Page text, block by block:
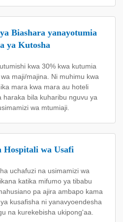
Biashara yanayotumia
ya Kutosha
kwa 30% kwa kutumia
maji/majina. Ni muhimu kwa
mara kwa mara au hoteli
haraka bila kuharibu nguvu ya
wa mtumiaji.
Hospitali wa Usafi
uchafuzi na usimamizi wa
katika mifumo ya tibabu
pa ajira ambapo kama
kusafisha ni yanavyoendesha
na kurekebisha ukipong'aa.